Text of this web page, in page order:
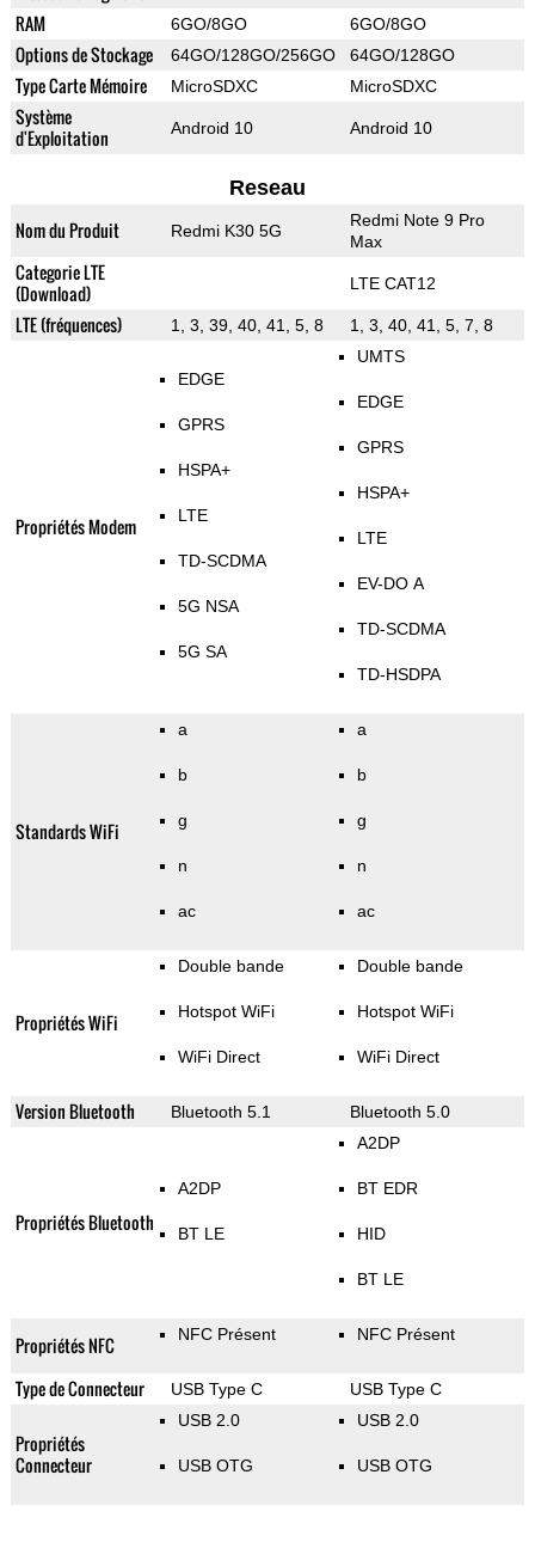
RAM 6GO/8GO 6GO/8GO
Options de Stockage 64GO/128GO/256GO 64GO/128GO
Type Carte Mémoire MicroSDXC MicroSDXC
Système
d'Exploitation
Android 10 Android 10
Reseau
Nom du Produit Redmi K30 5G
Redmi Note 9 Pro
Max
Categorie LTE
(Download)
LTE CAT12
LTE (fréquences) 1, 3, 39, 40, 41, 5, 8 1, 3, 40, 41, 5, 7, 8
Propriétés Modem
EDGE
GPRS
HSPA+
LTE
TD-SCDMA
5G NSA
5G SA
UMTS
EDGE
GPRS
HSPA+
LTE
EV-DO A
TD-SCDMA
TD-HSDPA
Standards WiFi
a
b
g
n
ac
a
b
g
n
ac
Propriétés WiFi
Double bande
Hotspot WiFi
WiFi Direct
Double bande
Hotspot WiFi
WiFi Direct
Version Bluetooth Bluetooth 5.1 Bluetooth 5.0
Propriétés Bluetooth
A2DP
BT LE
A2DP
BT EDR
HID
BT LE
Propriétés NFC NFC Présent NFC Présent
Type de Connecteur USB Type C USB Type C
Propriétés
Connecteur
USB 2.0
USB OTG
USB 2.0
USB OTG